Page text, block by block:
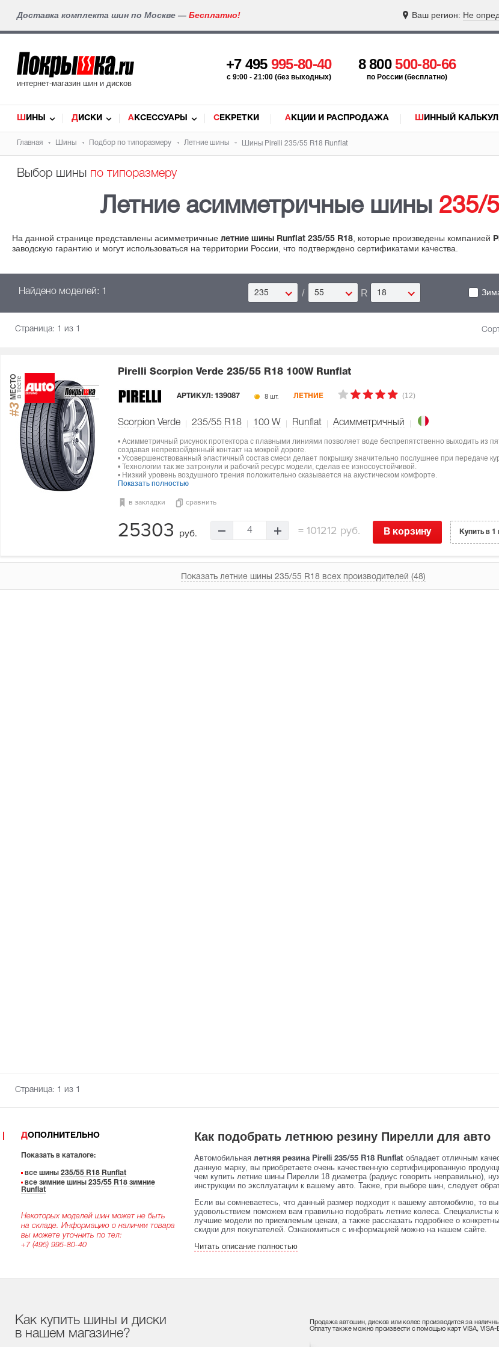
Доставка комплекта шин по Москве — Бесплатно! Ваш регион: Не
интернет-магазин шин и дисков
+7 495 995-80-40
c 9:00 - 21:00 (без выходных)
8 800500-80-66
по России (бесплатно)
ШИНЫ ДИСКИ АКСЕССУАРЫ СЕКРЕТКИ АКЦИИ И РАСПРОДАЖА ШИННЫЙ
Главная Шины Подбор по типоразмеру Летние шины Шины Pirelli 235/55 R18 Runflat
Выбор шины по типоразмеру
Летние асимметричные шины 235/
На данной странице представлены асимметричные летние шины Runflat 235/55 R18 , которые произведены компанией
заводскую гарантию и могут использоваться на территории России, что подтверждено сертификатами качества.
Найдено моделей: 1 235 / 55 R 18
Страница: 1 из 1
#3
МЕСТОв тесте
Pirelli Scorpion Verde 235/55 R18 100W Runflat
АРТИКУЛ: 139087 8 шт. ЛЕТНИЕ (12)
Scorpion Verde 235/55 R18 100 W Runflat Асимметричный
• Асимметричный рисунок протектора с плавными линиями позволяет воде беспрепятственно выходить из
создавая непревзойденный контакт на мокрой дороге.
• Усовершенствованный эластичный состав смеси делает покрышку значительно послушнее при передаче
• Технологии так же затронули и рабочий ресурс модели, сделав ее износоустойчивой.
• Низкий уровень воздушного трения положительно сказывается на акустическом комфорте.
Показать полностью
в закладки сравнить
25303 руб. 4 = 101212 руб. В корзину Купить в 1
Показать летние шины 235/55 R18 всех производителей (48)
Страница: 1 из 1
ДОПОЛНИТЕЛЬНО
Показать в каталоге:
все шины 235/55 R18 Runflat
все зимние шины 235/55 R18 зимние
Runflat
Некоторых моделей шин может не быть
на складе. Информацию о наличии товара
вы можете уточнить по тел:
+7 (495) 995-80-40
Как подобрать летнюю резину Пирелли для авто
Автомобильная летняя резина Pirelli 235/55 R18 Runflat обладает отличным
данную марку, вы приобретаете очень качественную сертифицированную
чем купить летние шины Пирелли 18 диаметра (радиус говорить неправильно),
инструкции по эксплуатации к вашему авто. Также, при выборе шин, следует
Если вы сомневаетесь, что данный размер подходит к вашему автомобилю, то
удовольствием поможем вам правильно подобрать летние колеса.
лучшие модели по приемлемым ценам, а также рассказать подробнее о
скидки для покупателей. Ознакомиться с информацией можно на нашем сайте.
Читать описание полностью
Как купить шины и диски
в нашем магазине?
Продажа автошин, дисков или колес производится за
Оплату также можно произвести с помощью карт VISA, VISA-